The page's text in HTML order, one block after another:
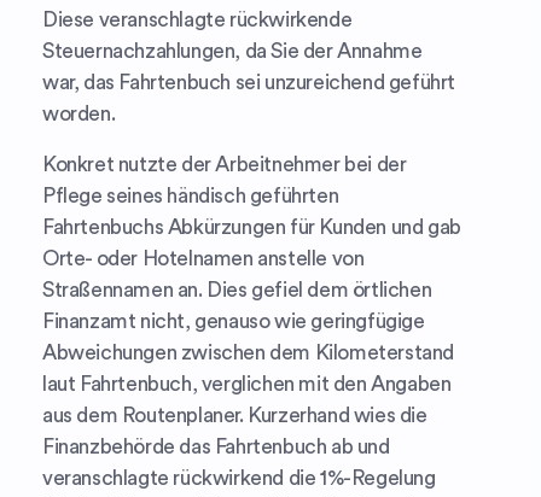
Diese veranschlagte rückwirkende
Steuernachzahlungen, da Sie der Annahme
war, das Fahrtenbuch sei unzureichend geführt
worden.
Konkret nutzte der Arbeitnehmer bei der
Pflege seines händisch geführten
Fahrtenbuchs Abkürzungen für Kunden und gab
Orte- oder Hotelnamen anstelle von
Straßennamen an. Dies gefiel dem örtlichen
Finanzamt nicht, genauso wie geringfügige
Abweichungen zwischen dem Kilometerstand
laut Fahrtenbuch, verglichen mit den Angaben
aus dem Routenplaner. Kurzerhand wies die
Finanzbehörde das Fahrtenbuch ab und
veranschlagte rückwirkend die 1%-Regelung